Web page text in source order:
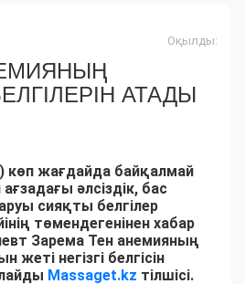
Оқылды:
АТАДЫ
көп жағдайда байқалмай
әлсіздік, бас
сияқты белгілер
төмендегенінен хабар
Зарема Тен анемияның
жеті негізгі белгісін
Massaget.kz тілшісі.